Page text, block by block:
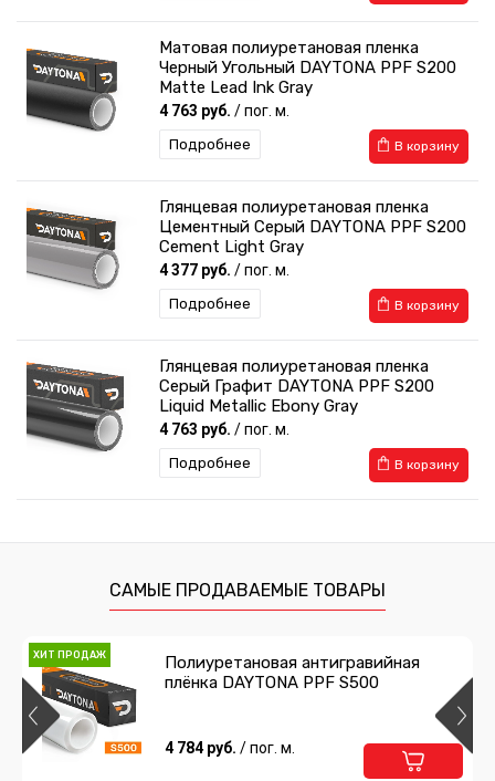
Матовая полиуретановая пленка
Черный Угольный DAYTONA PPF S200
Matte Lead Ink Gray
4 763 руб. / пог. м.
В корзину
Подробнее
Глянцевая полиуретановая пленка
Цементный Серый DAYTONA PPF S200
Cement Light Gray
4 377 руб. / пог. м.
В корзину
Подробнее
Глянцевая полиуретановая пленка
Серый Графит DAYTONA PPF S200
Liquid Metallic Ebony Gray
4 763 руб. / пог. м.
В корзину
Подробнее
Космический Серый DAYTONA PPF
4 763 руб./ пог. м.
НОВИНКА
Глянцевая полиуретановая пленка
Морской Серый DAYTONA PPF S200
4 377 руб./ пог. м.
САМЫЕ ПРОДАВАЕМЫЕ ТОВАРЫ
ХИТ ПРОДАЖ
Полиуретановая антигравийная
плёнка DAYTONA PPF S500
4 784 руб. / пог. м.